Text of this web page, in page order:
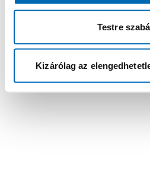
Testre
Kizárólag az